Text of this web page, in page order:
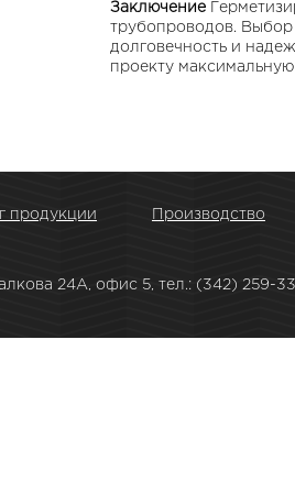
Заключение
трубопроводов. Выбор
долговечность и
проекту
продукции Производство
24А, офис 5, тел.: (342) 259-